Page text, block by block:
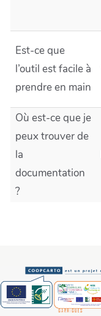
Est-ce que
l’outil est facile à
prendre en main
Où est-ce que je
peux trouver de
la
documentation
?